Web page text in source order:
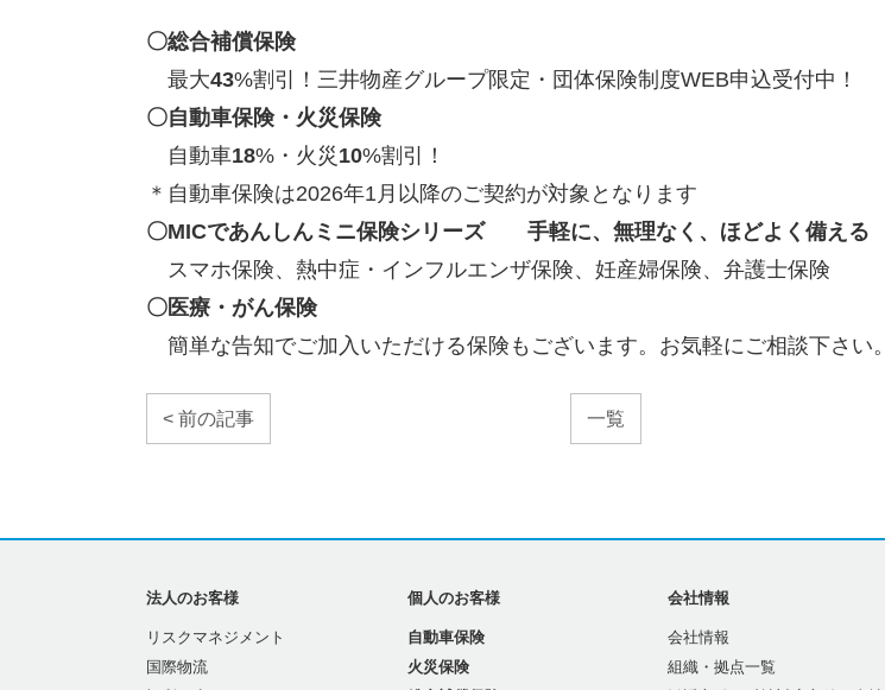
〇総合補償保険
最大43%割引！三井物産グループ限定・団体保険制度WEB申込受付中！
〇自動車保険・火災保険
自動車18% ・火災 10%割引！
＊自動車保険は2026年1 月以降のご契約が対象となります
〇MICであんしんミニ保険シリーズ 手軽に、無理なく、ほどよく備える
スマホ保険、熱中症・インフルエンザ保険、妊産婦保険、弁護士保険
〇医療・がん保険
簡単な告知でご加入いただける保険もございます。お気軽にご相談下さい。
< 前の記事 一覧
法人のお客様
リスクマネジメント
国際物流
個人のお客様
自動車保険
火災保険
会社情報
会社情報
組織・拠点一覧